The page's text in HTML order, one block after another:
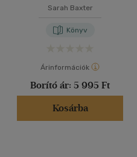
Sarah Baxter
Könyv
Árinformációk
Borító ár: 5 995 Ft
Kosárba